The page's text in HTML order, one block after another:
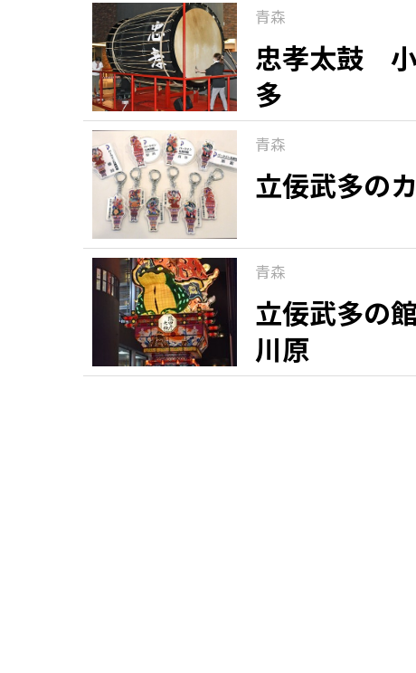
青森
忠孝太鼓 小
多
青森
立佞武多の
青森
立佞武多の
川原